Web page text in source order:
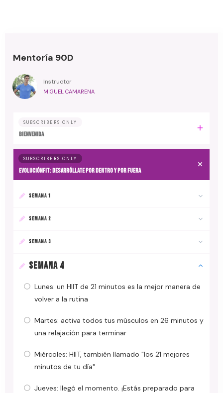
Mentoría 90D
Instructor
MIGUEL CAMARENA
SUBSCRIBERS ONLY
BIENVENIDA
SUBSCRIBERS ONLY
EvoluciónFit: desarróllate por dentro y por fuera
SEMANA 1
SEMANA 2
SEMANA 3
SEMANA 4
Lunes: un HIIT de 21 minutos es la mejor manera de
volver a la rutina
Martes: activa todos tus músculos en 26 minutos y
una relajación para terminar
Miércoles: HIIT, también llamado "los 21 mejores
minutos de tu día"
Jueves: llegó el momento. ¡Estás preparado para